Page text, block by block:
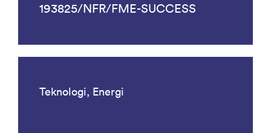
193825/NFR/FME-SUCCESS
Teknologi, Energi